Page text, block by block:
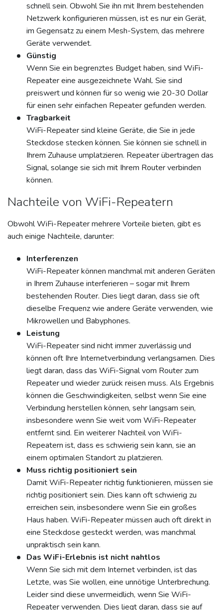
schnell sein. Obwohl Sie ihn mit Ihrem bestehenden
Netzwerk konfigurieren müssen, ist es nur ein Gerät,
im Gegensatz zu einem Mesh-System, das mehrere
Geräte verwendet.
Günstig
Wenn Sie ein begrenztes Budget haben, sind WiFi-
Repeater eine ausgezeichnete Wahl. Sie sind
preiswert und können für so wenig wie 20-30 Dollar
für einen sehr einfachen Repeater gefunden werden.
Tragbarkeit
WiFi-Repeater sind kleine Geräte, die Sie in jede
Steckdose stecken können. Sie können sie schnell in
Ihrem Zuhause umplatzieren. Repeater übertragen das
Signal, solange sie sich mit Ihrem Router verbinden
können.
Nachteile von WiFi-Repeatern
Obwohl WiFi-Repeater mehrere Vorteile bieten, gibt es
auch einige Nachteile, darunter:
Interferenzen
WiFi-Repeater können manchmal mit anderen Geräten
in Ihrem Zuhause interferieren – sogar mit Ihrem
bestehenden Router. Dies liegt daran, dass sie oft
dieselbe Frequenz wie andere Geräte verwenden, wie
Mikrowellen und Babyphones.
Leistung
WiFi-Repeater sind nicht immer zuverlässig und
können oft Ihre Internetverbindung verlangsamen. Dies
liegt daran, dass das WiFi-Signal vom Router zum
Repeater und wieder zurück reisen muss. Als Ergebnis
können die Geschwindigkeiten, selbst wenn Sie eine
Verbindung herstellen können, sehr langsam sein,
insbesondere wenn Sie weit vom WiFi-Repeater
entfernt sind. Ein weiterer Nachteil von WiFi-
Repeatern ist, dass es schwierig sein kann, sie an
einem optimalen Standort zu platzieren.
Muss richtig positioniert sein
Damit WiFi-Repeater richtig funktionieren, müssen sie
richtig positioniert sein. Dies kann oft schwierig zu
erreichen sein, insbesondere wenn Sie ein großes
Haus haben. WiFi-Repeater müssen auch oft direkt in
eine Steckdose gesteckt werden, was manchmal
unpraktisch sein kann.
Das WiFi-Erlebnis ist nicht nahtlos
Wenn Sie sich mit dem Internet verbinden, ist das
Letzte, was Sie wollen, eine unnötige Unterbrechung.
Leider sind diese unvermeidlich, wenn Sie WiFi-
Repeater verwenden. Dies liegt daran, dass sie auf